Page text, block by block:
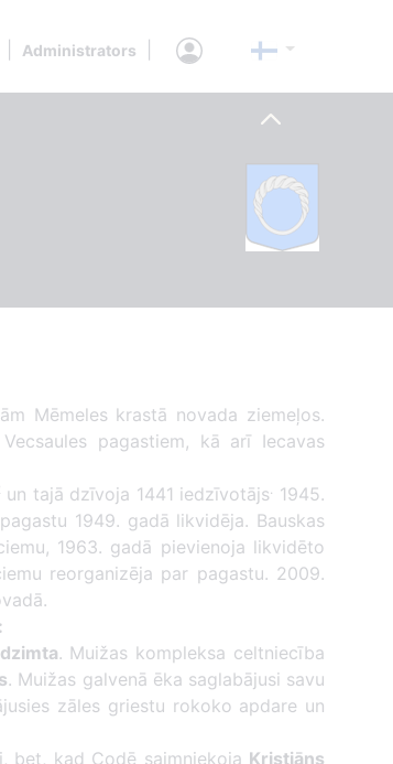
Administrators
Mēmeles krastā novada ziemeļos.
pagastiem, kā arī Iecavas
un tajā dzīvoja 1441 iedzīvotājs. 1945.
1949. gadā likvidēja. Bauskas
1963. gadā pievienoja likvidēto
reorganizēja par pagastu. 2009.
. Muižas kompleksa celtniecība
. Muižas galvenā ēka saglabājusi savu
zāles griestu rokoko apdare un
bet, kad Codē saimniekoja Kristiāns